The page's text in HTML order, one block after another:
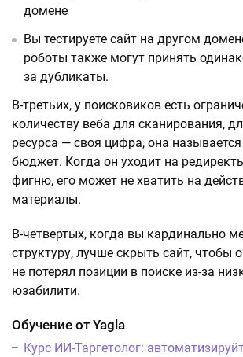
домене
Вы тестируете сайт на другом
роботы также могут принять
за дубликаты.
В-третьих, у поисковиков есть
количеству веба для сканирования,
ресурса — своя цифра, она
бюджет. Когда он уходит на
фигню, его может не хватить на
материалы.
В-четвертых, когда вы кардинально
структуру, лучше скрыть сайт, чтобы
не потерял позиции в поиске из-за
юзабилити.
Обучение от Yagla
Курс ИИ-Таргетолог: